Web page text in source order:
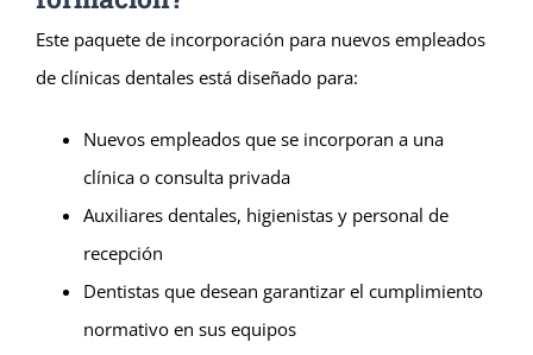
Este paquete de incorporación para nuevos empleados
de clínicas dentales está diseñado para:
Nuevos empleados que se incorporan a una
clínica o consulta privada
Auxiliares dentales, higienistas y personal de
recepción
Dentistas que desean garantizar el cumplimiento
normativo en sus equipos